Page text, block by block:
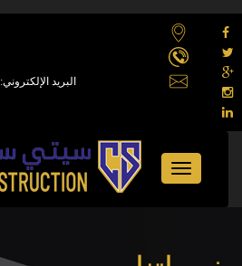
البريد الإلكتروني:
Toggle
navigation